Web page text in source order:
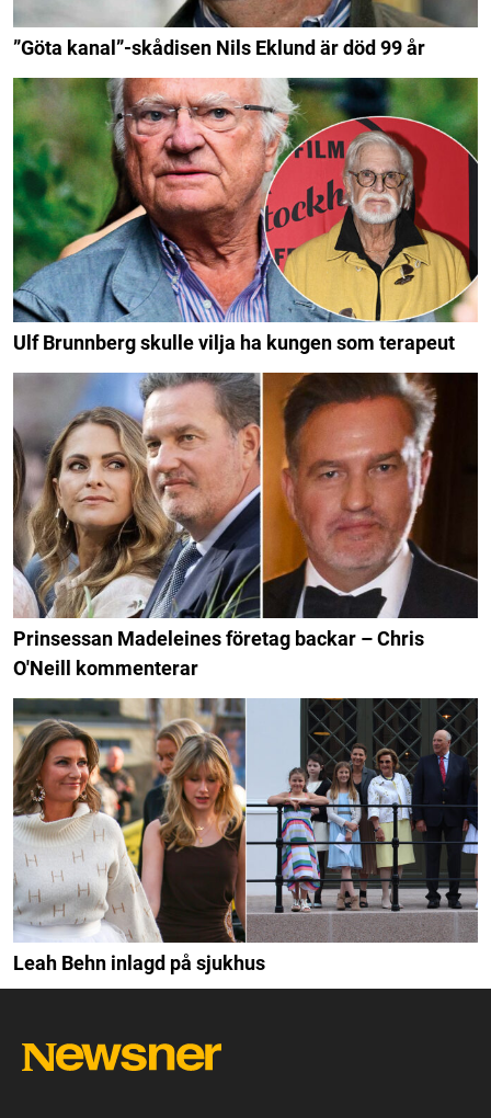
”Göta kanal”-skådisen Nils Eklund är död 99 år
Ulf Brunnberg skulle vilja ha kungen som terapeut
Prinsessan Madeleines företag backar – Chris
O'Neill kommenterar
Leah Behn inlagd på sjukhus